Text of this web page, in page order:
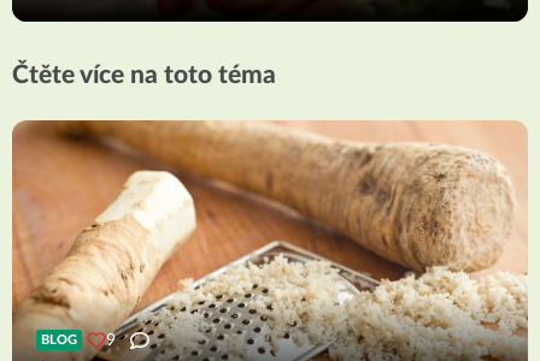
Čtěte více na toto téma
BLOG 9